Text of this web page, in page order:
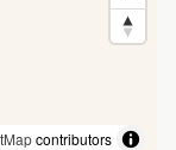
contributors